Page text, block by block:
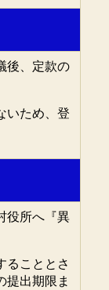
後、定款の
いため、登
役所へ『異
ることとさ
提出期限ま